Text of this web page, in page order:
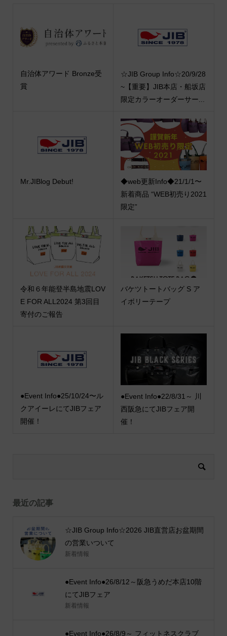
自治体アワード Bronze受
賞
☆JIB Group Info☆20/9/28
~【重要】JIB本店・船坂店
限定カラーオーダーサー...
Mr.JIBlog Debut!
◆web更新Info◆21/1/1〜
新着商品 “WEB初売り2021
限定”
令和６年能登半島地震LOV
E FOR ALL2024 第3回目
寄付のご報告
バケツトートバッグ S ア
イボリーテープ
●Event Info●25/10/24〜ル
クアイーレにてJIBフェア
開催！
●Event Info●22/8/31～ 川
西阪急にてJIBフェア開
催！
最近の記事
☆JIB Group Info☆2026 JIB直営店お盆期間
の営業いついて
新着情報
●Event Info●26/8/12～阪急うめだ本店10階
にてJIBフェア
新着情報
●Event Info●26/8/9～ フィットネスクラブ